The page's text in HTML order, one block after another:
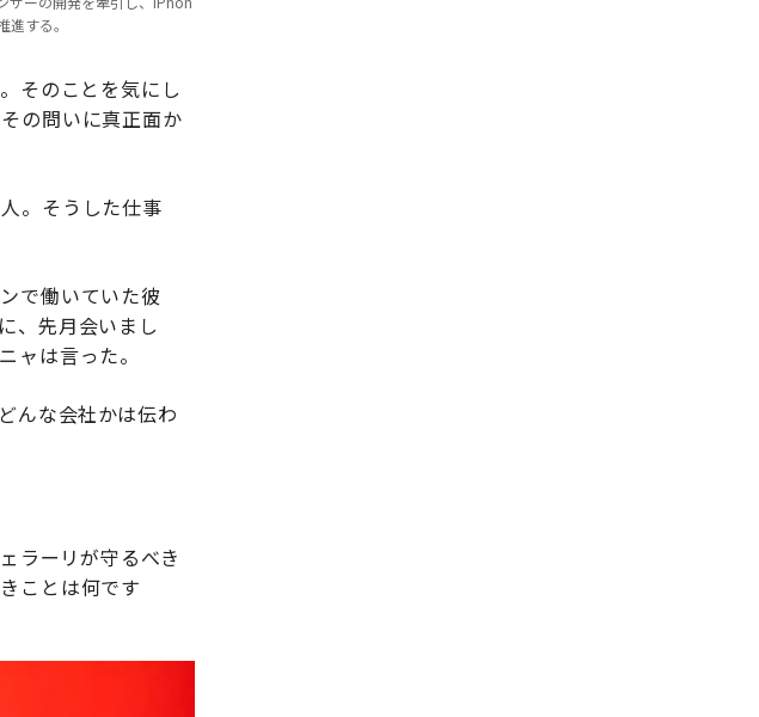
する。
そのことを気にし
の問いに真正面か
。そうした仕事
で働いていた彼
、先月会いまし
ャは言った。
んな会社かは伝わ
ラーリが守るべき
ことは何です